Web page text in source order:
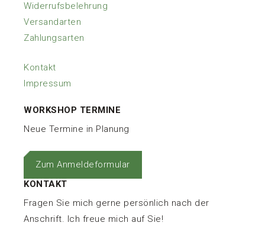
Widerrufsbelehrung
Versandarten
Zahlungsarten
Kontakt
Impressum
WORKSHOP TERMINE
Neue Termine in Planung
Zum Anmeldeformular
KONTAKT
Fragen Sie mich gerne persönlich nach der
Anschrift. Ich freue mich auf Sie!